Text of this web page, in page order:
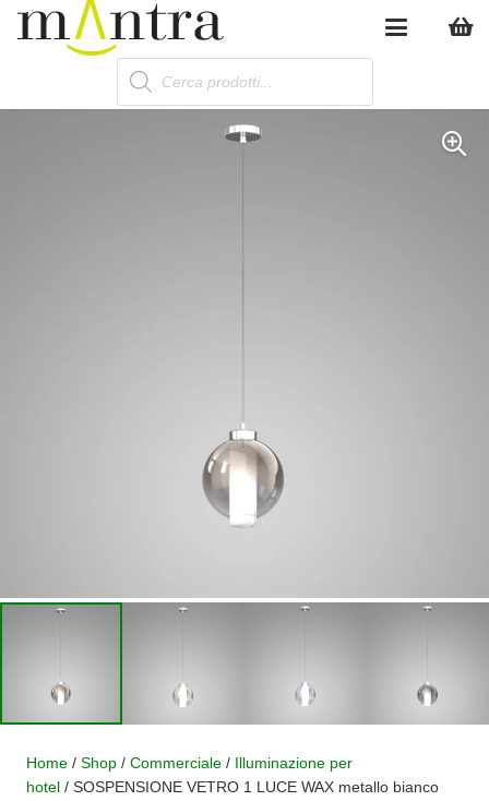
Products
search
Home / Shop / Commerciale / Illuminazione per
hotel / SOSPENSIONE VETRO 1 LUCE WAX metallo bianco